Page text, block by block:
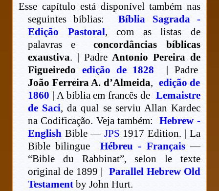
Esse capítulo está disponível também nas
seguintes bíblias:
Bíblia Sagrada -
Edição Pastoral, com as listas de
palavras e
concordâncias bíblicas
exaustiva. | PadreAntonio Pereira de
Figueiredo edição de 1828 | Padre
João Ferreira A. d’Almeida, edição de
1860 | A bíblia em francês de Lemaistre
de Saci, da qual se serviu Allan Kardec
na Codificação. Veja também:
Hebrew -
English Bible — JPS 1917 Edition. | La
Bible bilingue
Hébreu - Français—
“Bible du Rabbinat”, selon le texte
original de 1899 | Parallel Hebrew Old
Testament by John Hurt.